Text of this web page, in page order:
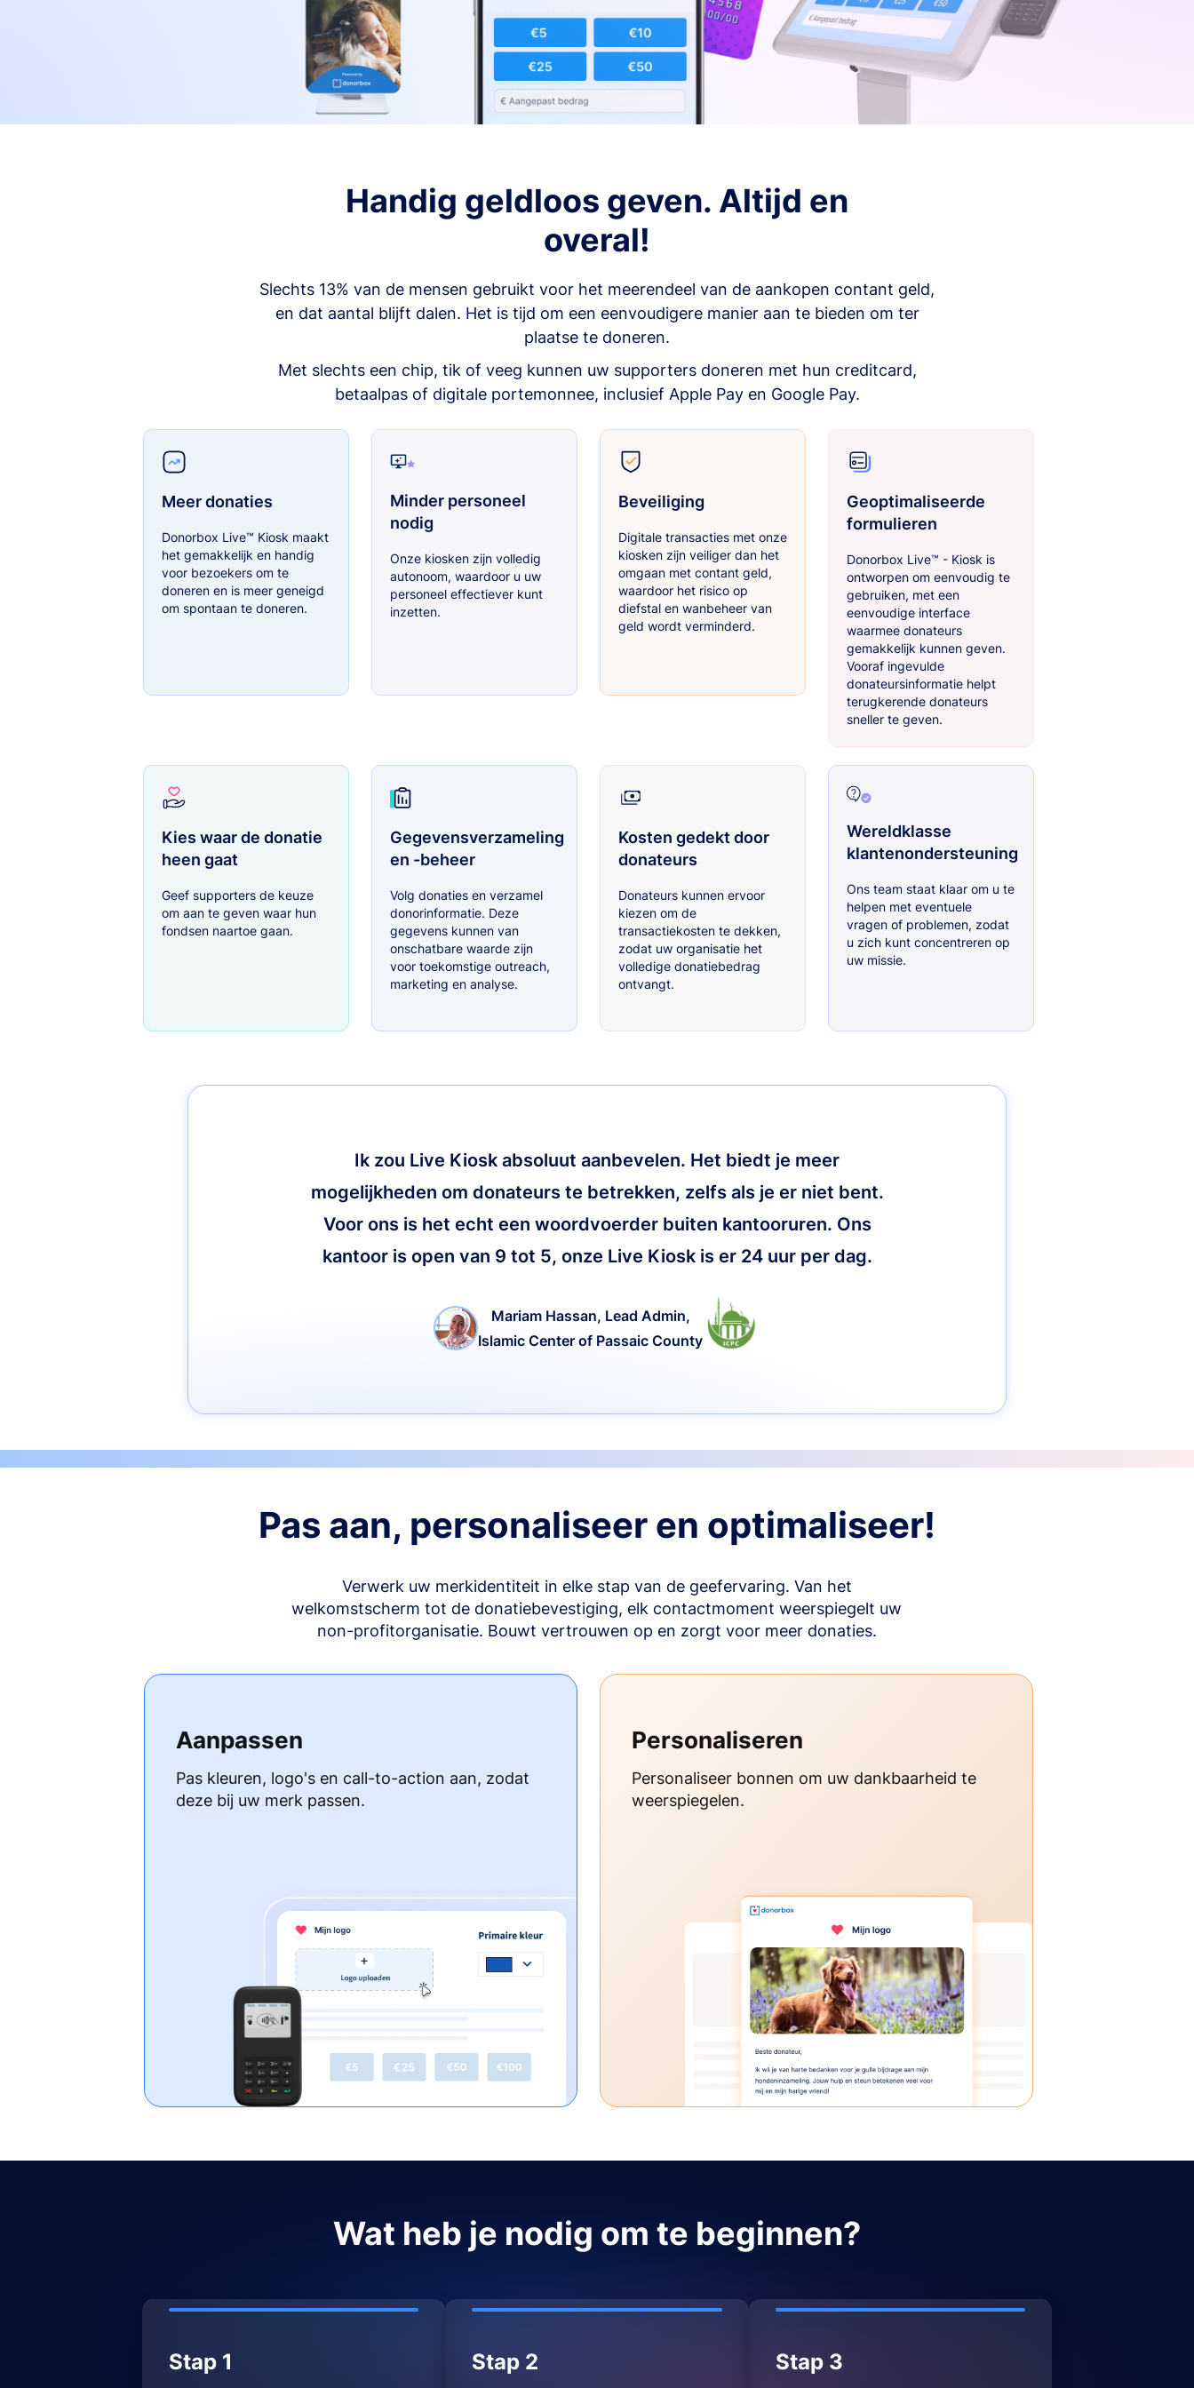
Handig geldloos geven. Altijd en
overal!
Slechts 13% van de mensen gebruikt voor het meerendeel van de aankopen contant geld,
en dat aantal blijft dalen. Het is tijd om een eenvoudigere manier aan te bieden om ter
plaatse te doneren.
Met slechts een chip, tik of veeg kunnen uw supporters doneren met hun creditcard,
betaalpas of digitale portemonnee, inclusief Apple Pay en Google Pay.
Meer donaties
Donorbox Live™ Kiosk maakt
het gemakkelijk en handig
voor bezoekers om te
doneren en is meer geneigd
om spontaan te doneren.
Minder personeel
nodig
Onze kiosken zijn volledig
autonoom, waardoor u uw
personeel effectiever kunt
inzetten.
Beveiliging
Digitale transacties met onze
kiosken zijn veiliger dan het
omgaan met contant geld,
waardoor het risico op
diefstal en wanbeheer van
geld wordt verminderd.
Geoptimaliseerde
formulieren
Donorbox Live™ - Kiosk is
ontworpen om eenvoudig te
gebruiken, met een
eenvoudige interface
waarmee donateurs
gemakkelijk kunnen geven.
Vooraf ingevulde
donateursinformatie helpt
terugkerende donateurs
sneller te geven.
Kies waar de donatie
heen gaat
Geef supporters de keuze
om aan te geven waar hun
fondsen naartoe gaan.
Gegevensverzameling
en -beheer
Volg donaties en verzamel
donorinformatie. Deze
gegevens kunnen van
onschatbare waarde zijn
voor toekomstige outreach,
marketing en analyse.
Kosten gedekt door
donateurs
Donateurs kunnen ervoor
kiezen om de
transactiekosten te dekken,
zodat uw organisatie het
volledige donatiebedrag
ontvangt.
Wereldklasse
klantenondersteuning
Ons team staat klaar om u te
helpen met eventuele
vragen of problemen, zodat
u zich kunt concentreren op
uw missie.
Ik zou Live Kiosk absoluut aanbevelen. Het biedt je meer
mogelijkheden om donateurs te betrekken, zelfs als je er niet bent.
Voor ons is het echt een woordvoerder buiten kantooruren. Ons
kantoor is open van 9 tot 5, onze Live Kiosk is er 24 uur per dag.
Mariam Hassan, Lead Admin,
Islamic Center of Passaic County
Pas aan, personaliseer en optimaliseer!
Verwerk uw merkidentiteit in elke stap van de geefervaring. Van het
welkomstscherm tot de donatiebevestiging, elk contactmoment weerspiegelt uw
non-profitorganisatie. Bouwt vertrouwen op en zorgt voor meer donaties.
Aanpassen
Pas kleuren, logo's en call-to-action aan, zodat
deze bij uw merk passen.
Personaliseren
Personaliseer bonnen om uw dankbaarheid te
weerspiegelen.
Wat heb je nodig om te beginnen?
Stap 1 Stap 2 Stap 3